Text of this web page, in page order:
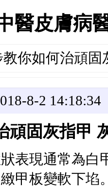
醫皮膚病
教你如何治頑
8-2 14:18:34
頑固灰指甲
表現通常為白
甲板變軟下埳